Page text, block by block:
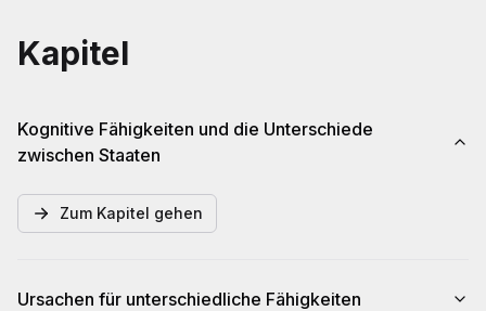
Kapitel
Kognitive Fähigkeiten und die Unterschiede
zwischen Staaten
Zum Kapitel gehen
Ursachen für unterschiedliche Fähigkeiten